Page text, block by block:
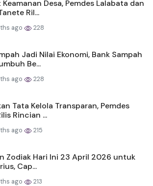
Keamanan Desa, Pemdes Lalabata dan
Ril...
ago 228
Jadi Nilai Ekonomi, Bank Sampah
Be...
ago 228
Tata Kelola Transparan, Pemdes
Rincian ...
ago 215
Zodiak Hari Ini 23 April 2026 untuk
Cap...
ago 213